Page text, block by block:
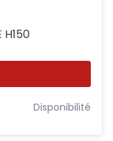
H150
Disponibilité